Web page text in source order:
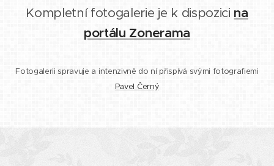
Kompletní fotogalerie je k dispozici na
portálu Zonerama
Fotogalerii spravuje a intenzivně do ní přispívá svými fotografiemi
Pavel Černý